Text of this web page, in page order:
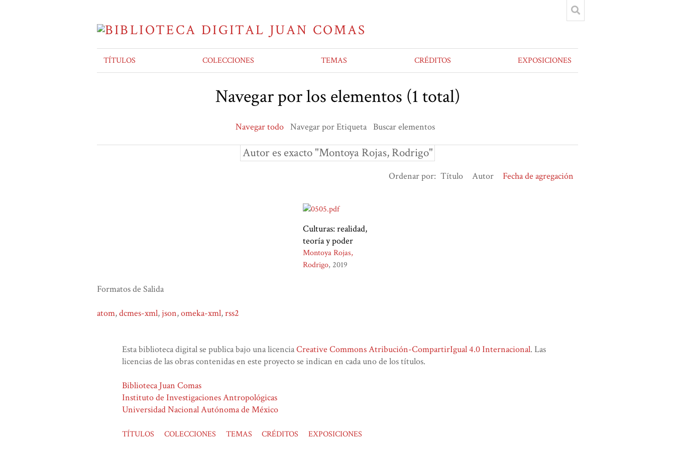
TÍTULOS COLECCIONES TEMAS CRÉDITOS EXPOSICIONES
Navegar por los elementos (1 total)
Navegar todo Navegar por Etiqueta Buscar elementos
Autor es exacto "Montoya Rojas, Rodrigo"
Ordenar por: Título Autor Fecha de agregación
Culturas: realidad,
teoría y poder
Montoya Rojas,
Rodrigo 2019
Formatos de Salida
atom,dcmes-xml, json,omeka-xml,rss2
Esta biblioteca digital se publica bajo una licenciaCreative Commons Atribución-CompartirIgual 4.0 Internacional. Las
licencias de las obras contenidas en este proyecto se indican en cada uno de los títulos.
Biblioteca Juan Comas
Instituto de Investigaciones Antropológicas
Universidad Nacional Autónoma de México
TÍTULOS COLECCIONES TEMAS CRÉDITOS EXPOSICIONES